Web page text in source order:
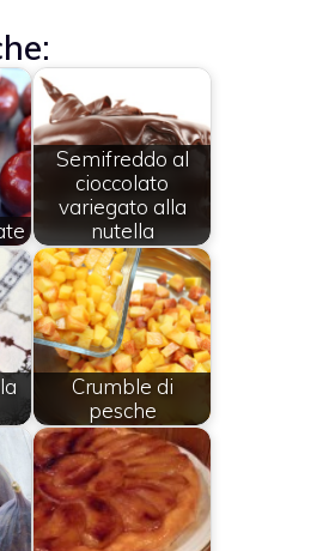
Semifreddo al
cioccolato
variegato alla
nutella
Crumble di
pesche